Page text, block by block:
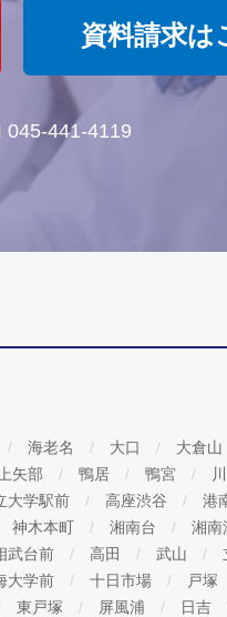
資料請求は
045-441-4119
海老名 大口 大倉山
上矢部 鴨居 鴨宮
大学駅前 高座渋谷 港
神木本町 湘南台 湘南
武台前 高田 武山
大学前 十日市場 戸塚
東戸塚 屏風浦 日吉